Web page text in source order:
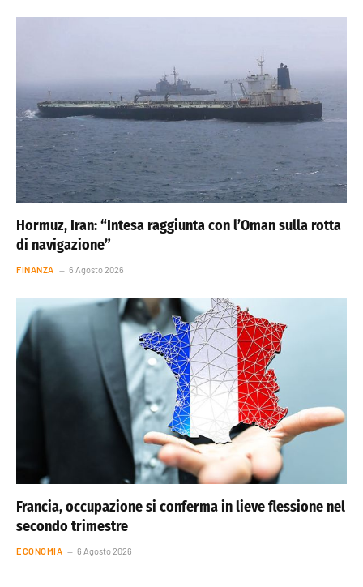
Hormuz, Iran: “Intesa raggiunta con l’Oman sulla rotta
di navigazione”
FINANZA 6 Agosto 2026
Francia, occupazione si conferma in lieve flessione nel
secondo trimestre
ECONOMIA 6 Agosto 2026